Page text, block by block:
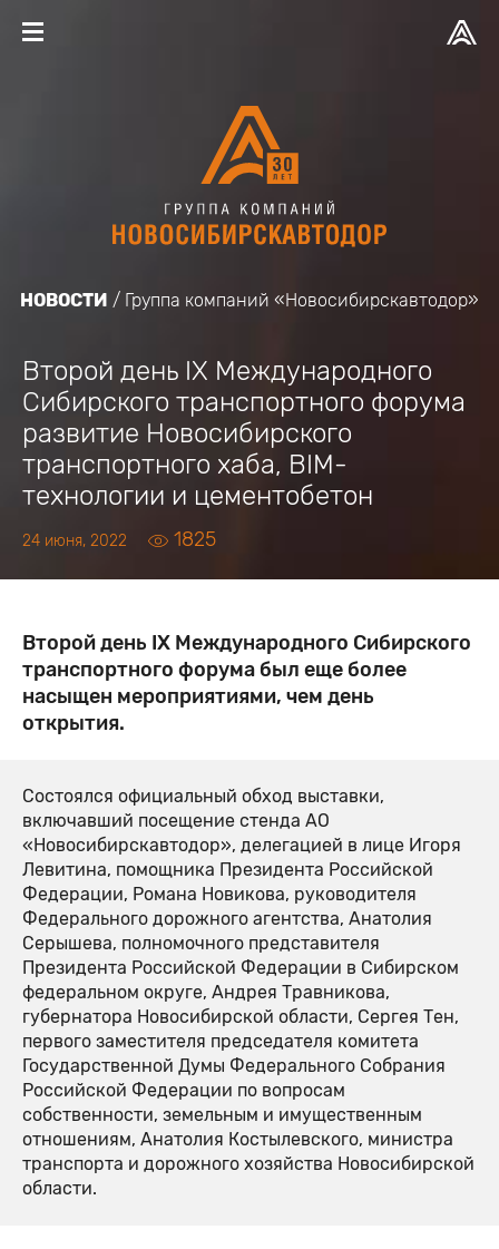
НОВОСТИ Группа компаний «Новосибирскавтодор»
Второй день IX Международного
Сибирского транспортного форума
развитие Новосибирского
транспортного хаба, BIM-
технологии и цементобетон
24 июня, 2022 1825
Второй день IX Международного Сибирского
транспортного форума был еще более
насыщен мероприятиями, чем день
открытия.
Состоялся официальный обход выставки,
включавший посещение стенда АО
«Новосибирскавтодор», делегацией в лице Игоря
Левитина, помощника Президента Российской
Федерации, Романа Новикова, руководителя
Федерального дорожного агентства, Анатолия
Серышева, полномочного представителя
Президента Российской Федерации в Сибирском
федеральном округе, Андрея Травникова,
губернатора Новосибирской области, Сергея Тен,
первого заместителя председателя комитета
Государственной Думы Федерального Собрания
Российской Федерации по вопросам
собственности, земельным и имущественным
отношениям, Анатолия Костылевского, министра
транспорта и дорожного хозяйства Новосибирской
области.